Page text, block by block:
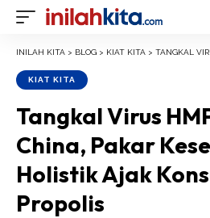
INILAH KITA > BLOG > KIAT KITA > TANGKAL VIRUS HMPV
KIAT KITA
Tangkal Virus
China, Pakar
Holistik Ajak
Propolis